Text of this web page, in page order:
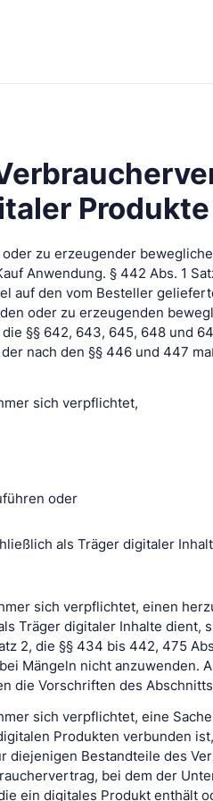
Produkte
zu erzeugender
Anwendung. § 442 Abs. 1
auf den vom Besteller
oder zu erzeugenden
§§ 642, 643, 645, 648 und
nach den §§ 446 und 447
sich verpflichtet,
oder
als Träger digitaler
sich verpflichtet, einen
Träger digitaler Inhalte dient,
2, die §§ 434 bis 442, 475
Mängeln nicht anzuwenden.
die Vorschriften des
sich verpflichtet, eine Sache
Produkten verbunden
diejenigen Bestandteile des
bei dem der
ein digitales Produkt enthält